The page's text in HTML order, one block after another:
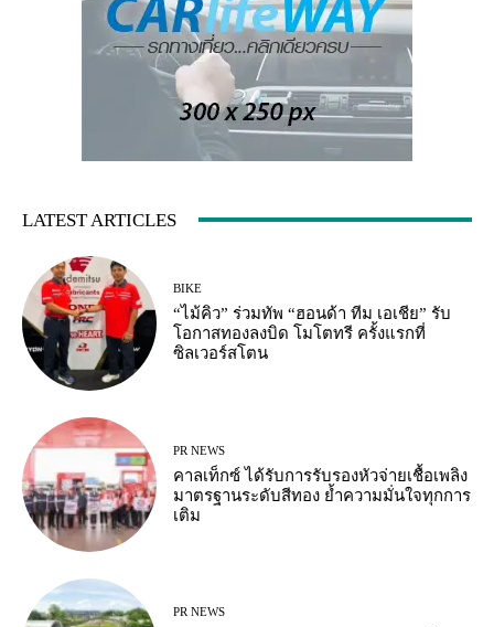
LATEST ARTICLES
BIKE
“ไม้คิว” ร่วมทัพ “ฮอนด้า ทีม เอเชีย” รับ
โอกาสทองลงบิด โมโตทรี ครั้งแรกที่
ซิลเวอร์สโตน
PR NEWS
คาลเท็กซ์ ได้รับการรับรองหัวจ่ายเชื้อเพลิง
มาตรฐานระดับสีทอง ย้ำความมั่นใจทุกการ
เติม
PR NEWS